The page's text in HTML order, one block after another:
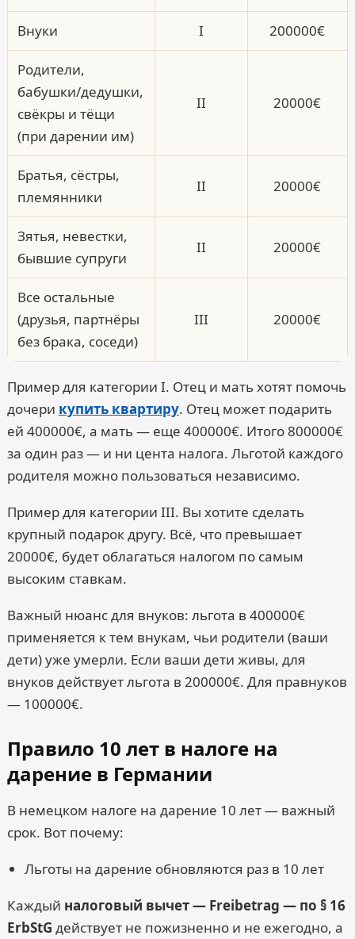
Внуки I 200000€
Родители,
бабушки/дедушки,
свёкры и тёщи
(при дарении им)
II 20000€
Братья, сёстры,
племянники
II 20000€
Зятья, невестки,
бывшие супруги
II 20000€
Все остальные
(друзья, партнёры
без брака, соседи)
III 20000€
Пример для категории I. Отец и мать хотят помочь
дочери купить квартиру. Отец может подарить
ей 400000€, а мать — еще 400000€. Итого 800000€
за один раз — и ни цента налога. Льготой каждого
родителя можно пользоваться независимо.
Пример для категории III. Вы хотите сделать
крупный подарок другу. Всё, что превышает
20000€, будет облагаться налогом по самым
высоким ставкам.
Важный нюанс для внуков: льгота в 400000€
применяется к тем внукам, чьи родители (ваши
дети) уже умерли. Если ваши дети живы, для
внуков действует льгота в 200000€. Для правнуков
— 100000€.
Правило 10 лет в налоге на
дарение в Германии
В немецком налоге на дарение 10 лет — важный
срок. Вот почему:
Льготы на дарение обновляются раз в 10 лет
Каждый налоговый вычет — Freibetrag — по § 16
ErbStG действует не пожизненно и не ежегодно, а